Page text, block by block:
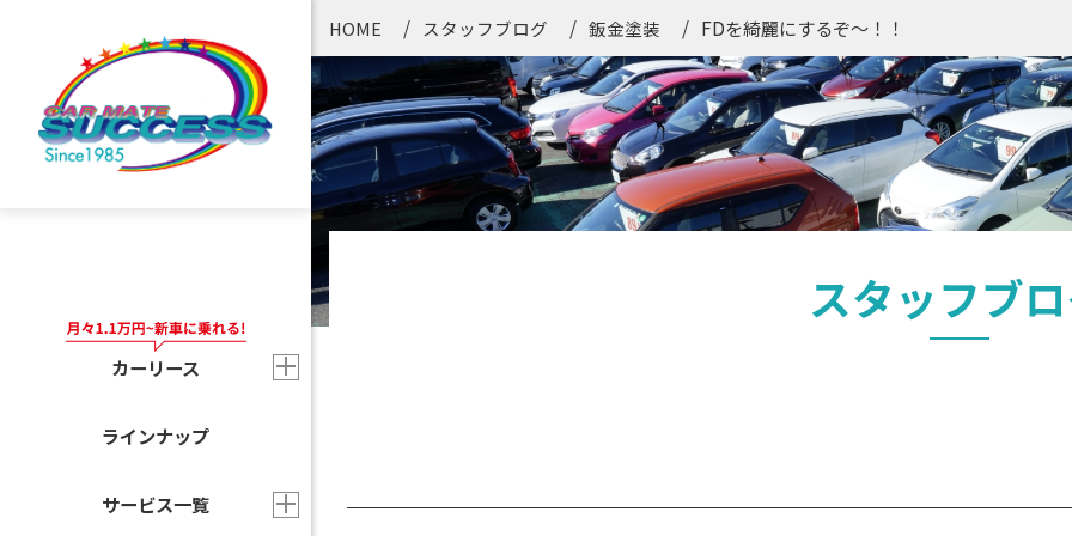
カーリース
ラインナップ
サービス一覧
HOME スタッフブログ 鈑金塗装 FDを綺麗にするぞ～！！
スタッフブ